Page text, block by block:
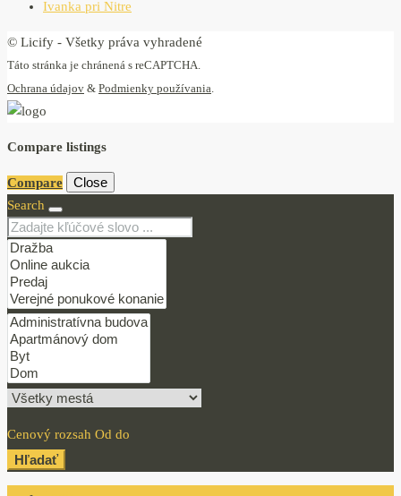
Ivanka pri Nitre
© Licify - Všetky práva vyhradené
Táto stránka je chránená s reCAPTCHA.
Ochrana údajov & Podmienky používania.
Compare listings
Compare Close
Search
Cenový rozsah Od do
Hľadať